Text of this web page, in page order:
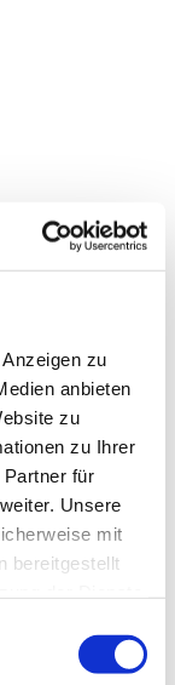
zu
anbieten
zu
zu Ihrer
für
Unsere
mit
bereitgestellt